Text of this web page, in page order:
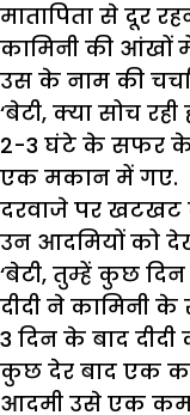
मातापिता से दूर
कामिनी की आंखों
उस के नाम की
‘बेटी, क्या सोच
2-3 घंटे के सफर के
एक मकान में गए.
दरवाजे पर खटखट
उन आदमियों को
‘बेटी, तुम्हें कुछ
दीदी ने कामिनी
3 दिन के बाद
कुछ देर बाद एक
आदमी उसे एक